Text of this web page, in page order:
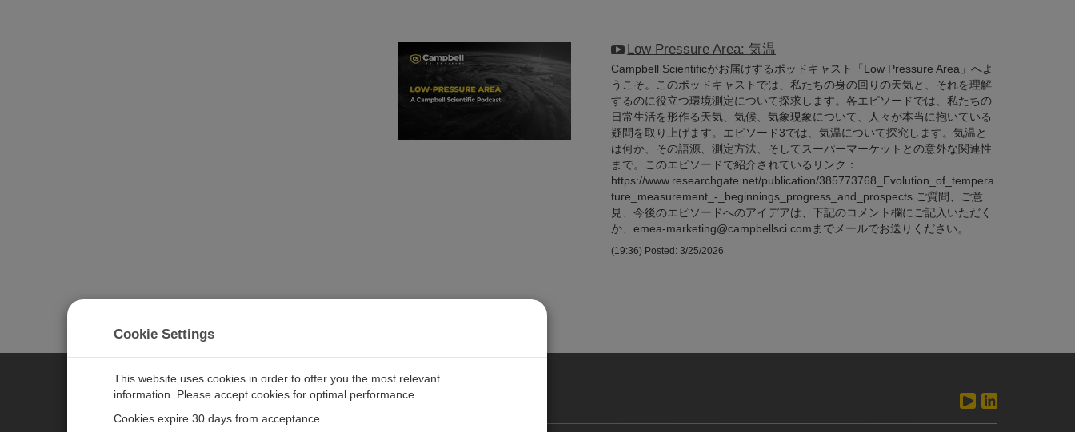
Low Pressure Area: 気温
Campbell Scientificがお届けするポッドキャスト「Low Pressure Area」へよ
うこそ。このポッドキャストでは、私たちの身の回りの天気と、それを理解
するのに役立つ環境測定について探求します。各エピソードでは、私たちの
日常生活を形作る天気、気候、気象現象について、人々が本当に抱いている
疑問を取り上げます。エピソード3では、気温について探究します。気温と
は何か、その語源、測定方法、そしてスーパーマーケットとの意外な関連性
まで。このエピソードで紹介されているリンク：
https://www.researchgate.net/publication/385773768_Evolution_of_tempera
ture_measurement_-_beginnings_progress_and_prospects ご質問、ご意
見、今後のエピソードへのアイデアは、下記のコメント欄にご記入いただく
か、emea-marketing@campbellsci.comまでメールでお送りください。
(19:36) Posted: 3/25/2026
CAMPBELL SCIENTIFIC JAPAN
Cookie Settings
This website uses cookies in order to offer you the most relevant
information. Please accept cookies for optimal performance.
Cookies expire 30 days from acceptance.